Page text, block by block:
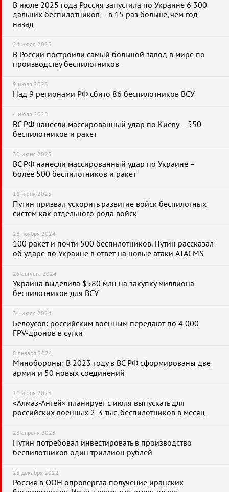
В июле 2025 года Россия запустила по Украине 6 300
дальних беспилотников – в 15 раз больше, чем год
назад
24 июля 2025
В России построили самый большой завод в мире по
производству беспилотников
9 июля 2025
Над 9 регионами РФ сбито 86 беспилотников ВСУ
4 июля 2025
ВС РФ нанесли массированный удар по Киеву – 550
беспилотников и ракет
30 июня 2025
ВС РФ нанесли массированный удар по Украине –
более 500 беспилотников и ракет
16 июня 2025
Путин призвал ускорить развитие войск беспилотных
систем как отдельного рода войск
28 ноября 2024
100 ракет и почти 500 беспилотников. Путин рассказал
об ударе по Украине в ответ на новые атаки ATACMS
25 августа 2024
Украина выделила $580 млн на закупку миллиона
беспилотников для ВСУ
31 июля 2024
Белоусов: российским военным передают по 4 000
FPV-дронов в сутки
8 января 2024
Минобороны: В 2023 году в ВС РФ сформированы две
армии и 50 новых соединений
11 июня 2023
«Алмаз-Антей» планирует с июля выпускать для
российских военных 2-3 тыс. беспилотников в месяц
28 апреля 2023
Путин потребовал инвестировать в производство
беспилотников один триллион рублей
23 декабря 2022
Россия в ООН опровергла получение иранских